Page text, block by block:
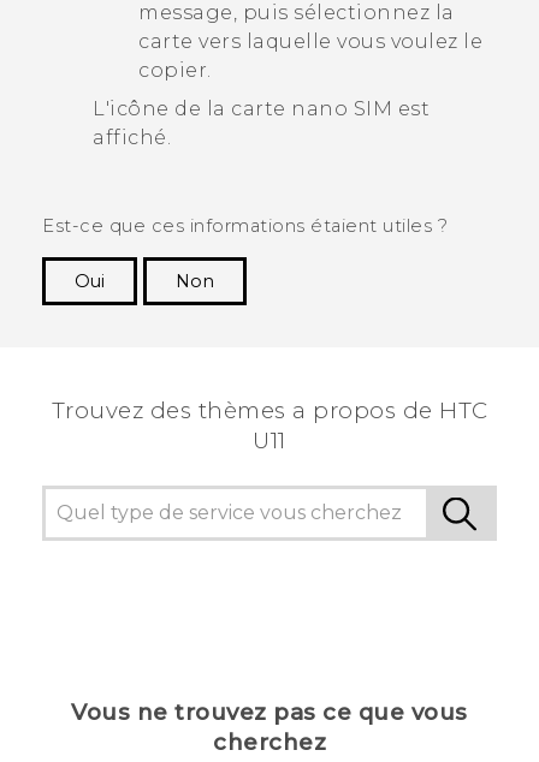
message, puis sélectionnez la
carte vers laquelle vous voulez le
copier.
L'icône de la carte nano SIM est
affiché.
Est-ce que ces informations étaient utiles ?
Oui
Non
Trouvez des thèmes a propos de HTC
U11
Vous ne trouvez pas ce que vous
cherchez